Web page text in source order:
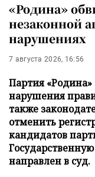
«Родина»
незаконной
нарушениях
7 августа 2026, 16:56
Партия «Родина»
нарушения
также
отменить
кандидатов
направлен в суд.